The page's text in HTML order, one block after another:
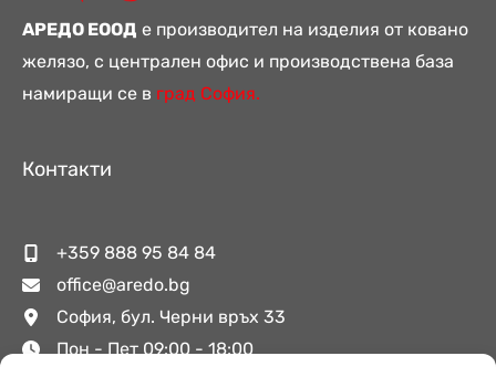
АРЕДО ЕООД е производител на изделия от ковано
желязо, с централен офис и производствена база
намиращи се в град София.
Контакти
+359 888 95 84 84
office@aredo.bg
София, бул. Черни връх 33
Пон - Пет 09:00 - 18:00